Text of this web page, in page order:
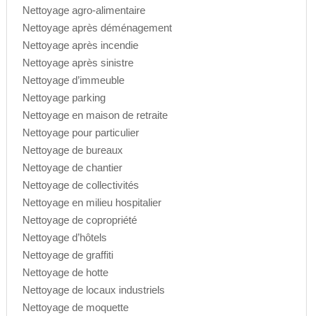
Nettoyage agro-alimentaire
Nettoyage après déménagement
Nettoyage après incendie
Nettoyage après sinistre
Nettoyage d’immeuble
Nettoyage parking
Nettoyage en maison de retraite
Nettoyage pour particulier
Nettoyage de bureaux
Nettoyage de chantier
Nettoyage de collectivités
Nettoyage en milieu hospitalier
Nettoyage de copropriété
Nettoyage d’hôtels
Nettoyage de graffiti
Nettoyage de hotte
Nettoyage de locaux industriels
Nettoyage de moquette